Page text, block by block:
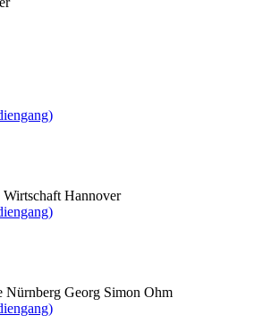
Hannover
Nürnberg Georg Simon Ohm